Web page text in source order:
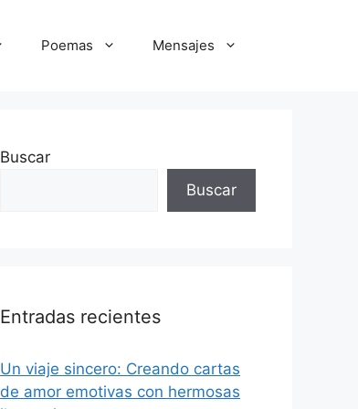
Poemas Mensajes
Buscar
Buscar
Entradas recientes
Un viaje sincero: Creando cartas
de amor emotivas con hermosas